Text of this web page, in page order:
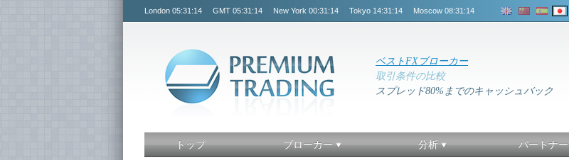
London 05:31:15 GMT 05:31:15 New York 00:31:15 Tokyo 14:31:15 Moscow 08:31:15
ベストFXブローカー
取引条件の比較
スプレッド80%までのキャッシュバック
トップ ブローカー 分析 パートナー